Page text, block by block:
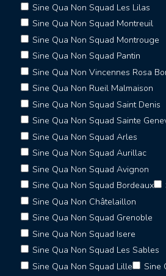
Sine Qua Non Squad Les Lilas
Sine Qua Non Squad Montreuil
Sine Qua Non Squad Montrouge
Sine Qua Non Squad Pantin
Sine Qua Non Vincennes Rosa
Sine Qua Non Rueil Malmaison
Sine Qua Non Squad Saint Denis
Sine Qua Non Squad Sainte
Sine Qua Non Squad Arles
Sine Qua Non Squad Aurillac
Sine Qua Non Squad Avignon
Sine Qua Non Squad Bordeaux
Sine Qua Non Châtelaillon
Sine Qua Non Squad Grenoble
Sine Qua Non Squad Isere
Sine Qua Non Squad Les Sables
Sine Qua Non Squad Lille
Sine